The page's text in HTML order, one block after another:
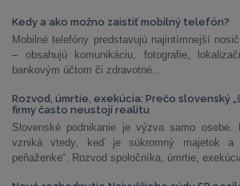
Kedy a ako možno zaistiť mobilný telefón?
Mobilné telefóny predstavujú najintímnejší
– obsahujú komunikáciu, fotografie,
bankovým účtom či zdravotné...
Rozvod, úmrtie, exekúcia: Prečo slovenský
firmy často neustojí realitu
Slovenské podnikanie je výzva samo
vzniká vtedy, keď je súkromný majetok a
peňaženke“. Rozvod spoločníka, úmrtie,